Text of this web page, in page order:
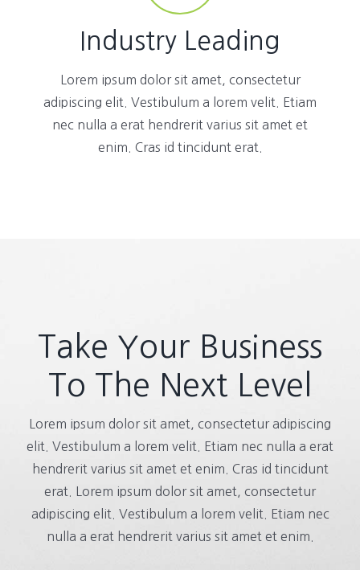
Industry Leading
Lorem ipsum dolor sit amet, consectetur
adipiscing elit. Vestibulum a lorem velit. Etiam
nec nulla a erat hendrerit varius sit amet et
enim. Cras id tincidunt erat.
Take Your Business
To The Next Level
Lorem ipsum dolor sit amet, consectetur adipiscing
elit. Vestibulum a lorem velit. Etiam nec nulla a erat
hendrerit varius sit amet et enim. Cras id tincidunt
erat. Lorem ipsum dolor sit amet, consectetur
adipiscing elit. Vestibulum a lorem velit. Etiam nec
nulla a erat hendrerit varius sit amet et enim.